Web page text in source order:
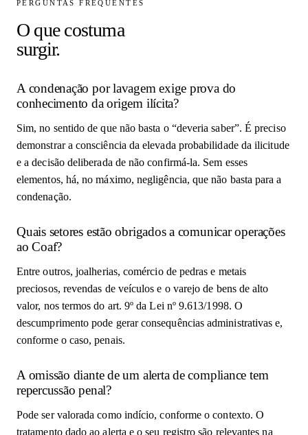
PERGUNTAS FREQUENTES
O que costuma
surgir.
A condenação por lavagem exige prova do
conhecimento da origem ilícita?
Sim, no sentido de que não basta o “deveria saber”. É preciso
demonstrar a consciência da elevada probabilidade da ilicitude
e a decisão deliberada de não confirmá-la. Sem esses
elementos, há, no máximo, negligência, que não basta para a
condenação.
Quais setores estão obrigados a comunicar operações
ao Coaf?
Entre outros, joalherias, comércio de pedras e metais
preciosos, revendas de veículos e o varejo de bens de alto
valor, nos termos do art. 9º da Lei nº 9.613/1998. O
descumprimento pode gerar consequências administrativas e,
conforme o caso, penais.
A omissão diante de um alerta de compliance tem
repercussão penal?
Pode ser valorada como indício, conforme o contexto. O
tratamento dado ao alerta e o seu registro são relevantes na